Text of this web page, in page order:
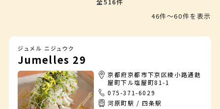
46件〜60件を表示
Jumelles 29
ジュメル ニジュウク
京都府京都市下京区綾小路通麩
屋町下ル塩屋町81-1
075-371-6029
河原町駅 / 四条駅